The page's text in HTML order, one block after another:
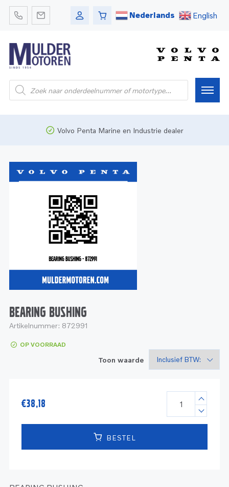
Nederlands English
Onderdelen
Bedrijfsvaart
Onderdelen
Motoren
Onderdelen
Service
Motoren
Service en onderhoud
Reman - Bedrijfsvaart
Volvo Penta Marine en Industrie dealer
BEARING BUSHING
Artikelnummer: 872991
OP VOORRAAD
Toon waarde
€38,18
BESTEL